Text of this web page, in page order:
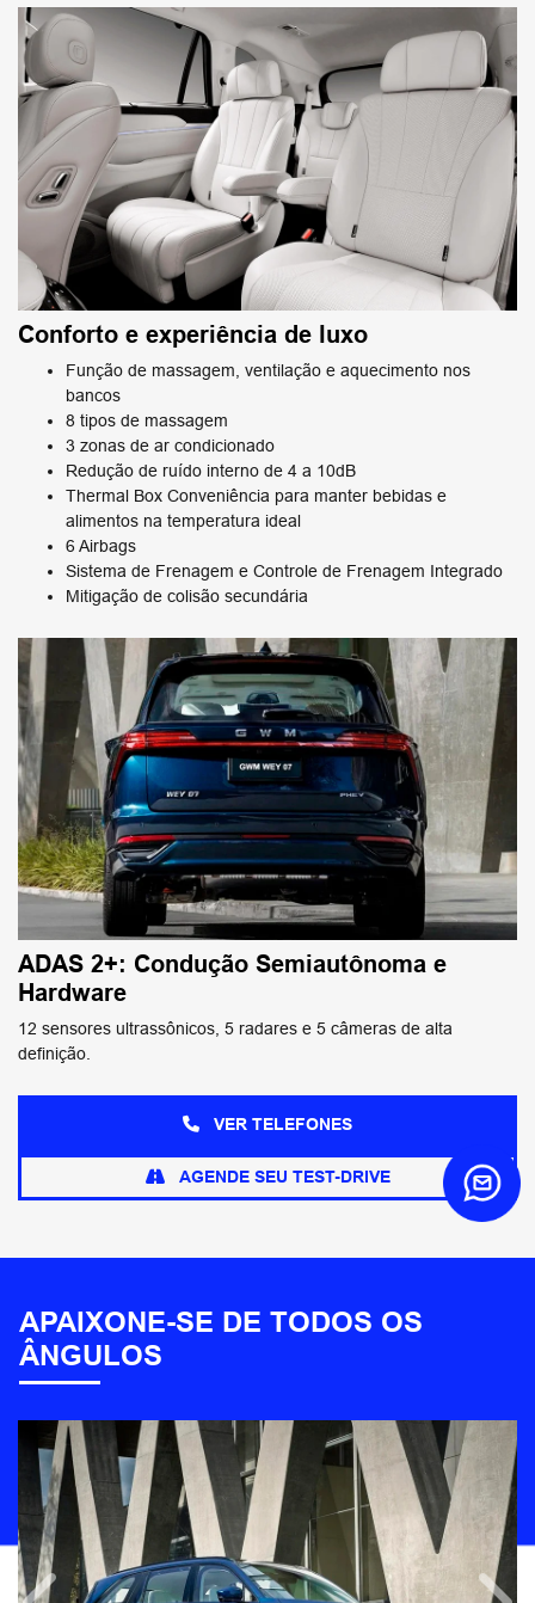
Conforto e experiência de luxo
Função de massagem, ventilação e aquecimento nos
bancos
8 tipos de massagem
3 zonas de ar condicionado
Redução de ruído interno de 4 a 10dB
Thermal Box Conveniência para manter bebidas e
alimentos na temperatura ideal
6 Airbags
Sistema de Frenagem e Controle de Frenagem Integrado
Mitigação de colisão secundária
ADAS 2+: Condução Semiautônoma e
Hardware
12 sensores ultrassônicos, 5 radares e 5 câmeras de alta
definição.
VER TELEFONES
AGENDE SEU TEST-DRIVE
APAIXONE-SE DE TODOS OS
ÂNGULOS